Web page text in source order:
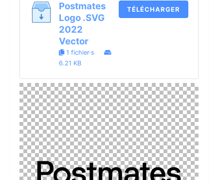
Postmates
Logo .SVG
2022
Vector
1 fichier·s
6.21 KB
TÉLÉCHARGER